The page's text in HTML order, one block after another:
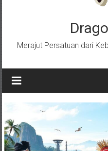
Merajut Persatuan dari